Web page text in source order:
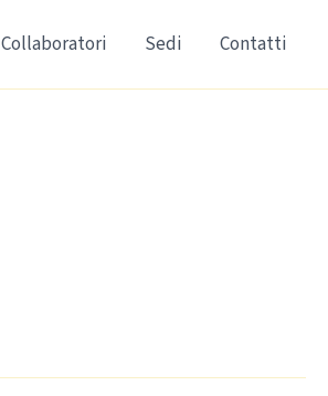
Collaboratori Sedi Contatti